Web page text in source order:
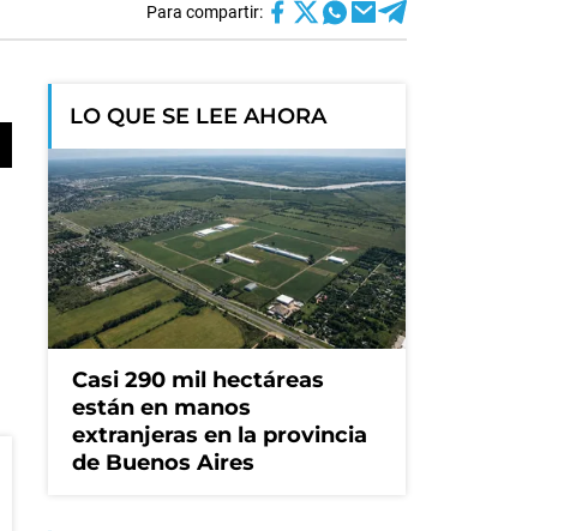
Para compartir:
LO QUE SE LEE AHORA
Casi 290 mil hectáreas
están en manos
extranjeras en la provincia
de Buenos Aires